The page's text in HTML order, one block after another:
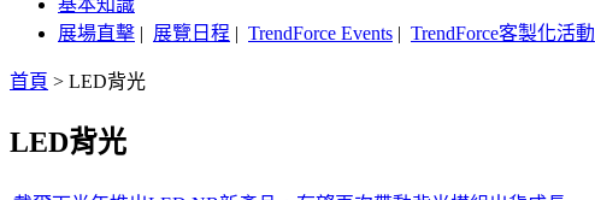
基本知識
展場直擊 | 展覽日程 | TrendForce Events | TrendForce客製化活動
首頁 > LED背光
LED背光